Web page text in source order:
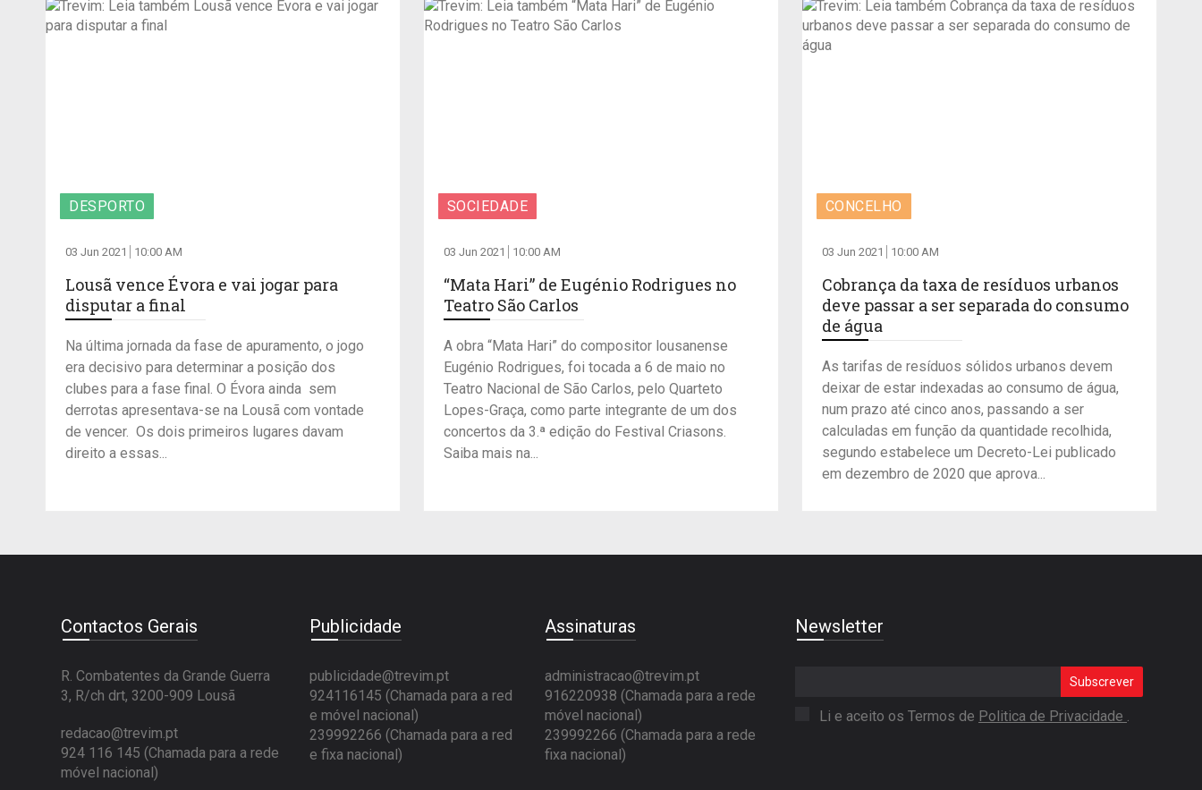
DESPORTO
03 Jun 2021 10:00 AM
Lousã vence Évora e vai jogar para
disputar a final
Na última jornada da fase de apuramento, o jogo
era decisivo para determinar a posição dos
clubes para a fase final. O Évora ainda sem
derrotas apresentava-se na Lousã com vontade
de vencer. Os dois primeiros lugares davam
direito a essas...
SOCIEDADE
03 Jun 2021 10:00 AM
“Mata Hari” de Eugénio Rodrigues no
Teatro São Carlos
A obra “Mata Hari” do compositor lousanense
Eugénio Rodrigues, foi tocada a 6 de maio no
Teatro Nacional de São Carlos, pelo Quarteto
Lopes-Graça, como parte integrante de um dos
concertos da 3.ª edição do Festival Criasons.
Saiba mais na...
CONCELHO
03 Jun 2021 10:00 AM
Cobrança da taxa de resíduos urbanos
deve passar a ser separada do consumo
de água
As tarifas de resíduos sólidos urbanos devem
deixar de estar indexadas ao consumo de água,
num prazo até cinco anos, passando a ser
calculadas em função da quantidade recolhida,
segundo estabelece um Decreto-Lei publicado
em dezembro de 2020 que aprova...
Contactos Gerais
R. Combatentes da Grande Guerra
3, R/ch drt, 3200-909 Lousã
redacao@trevim.pt
924 116 145 (Chamada para a rede
móvel nacional)
Publicidade
publicidade@trevim.pt
924116145 (Chamada para a red
e móvel nacional)
239992266 (Chamada para a red
e fixa nacional)
Assinaturas
administracao@trevim.pt
916220938 (Chamada para a rede
móvel nacional)
239992266 (Chamada para a rede
fixa nacional)
Newsletter
Subscrever
Li e aceito os Termos de Politica de Privacidade .